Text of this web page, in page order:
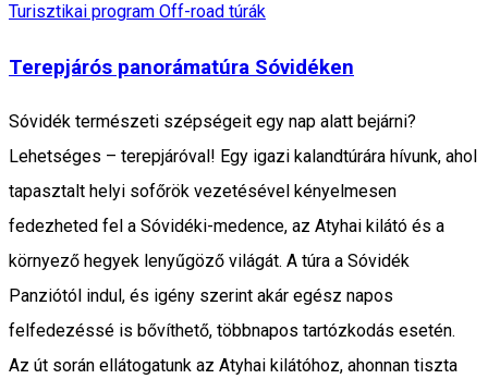
Turisztikai program Off-road túrák
Terepjárós panorámatúra Sóvidéken
Sóvidék természeti szépségeit egy nap alatt bejárni?
Lehetséges – terepjáróval! Egy igazi kalandtúrára hívunk, ahol
tapasztalt helyi sofőrök vezetésével kényelmesen
fedezheted fel a Sóvidéki-medence, az Atyhai kilátó és a
környező hegyek lenyűgöző világát. A túra a Sóvidék
Panziótól indul, és igény szerint akár egész napos
felfedezéssé is bővíthető, többnapos tartózkodás esetén.
Az út során ellátogatunk az Atyhai kilátóhoz, ahonnan tiszta